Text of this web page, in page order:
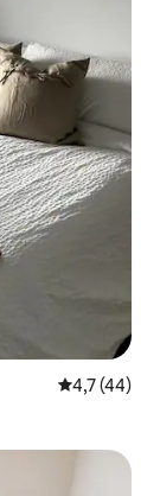
Średnia
4,7 (44)